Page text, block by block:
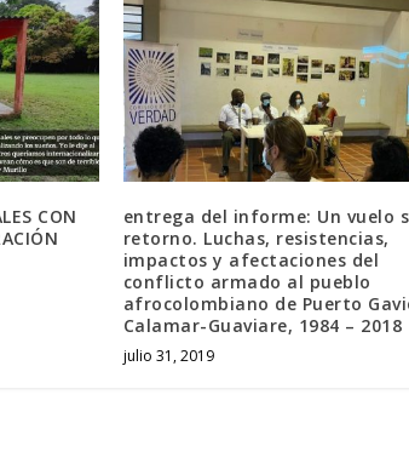
CON
entrega del informe: Un vuelo
retorno. Luchas, resistencias,
impactos y afectaciones del
conflicto armado al pueblo
afrocolombiano de Puerto
Calamar-Guaviare, 1984 – 2018
julio 31, 2019